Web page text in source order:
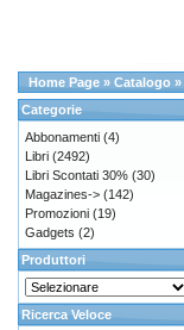
Home Page » Catalogo »
Categorie
Abbonamenti (4)
Libri (2492)
Libri Scontati 30% (30)
Magazines-> (142)
Promozioni (19)
Gadgets (2)
Produttori
Ricerca Veloce